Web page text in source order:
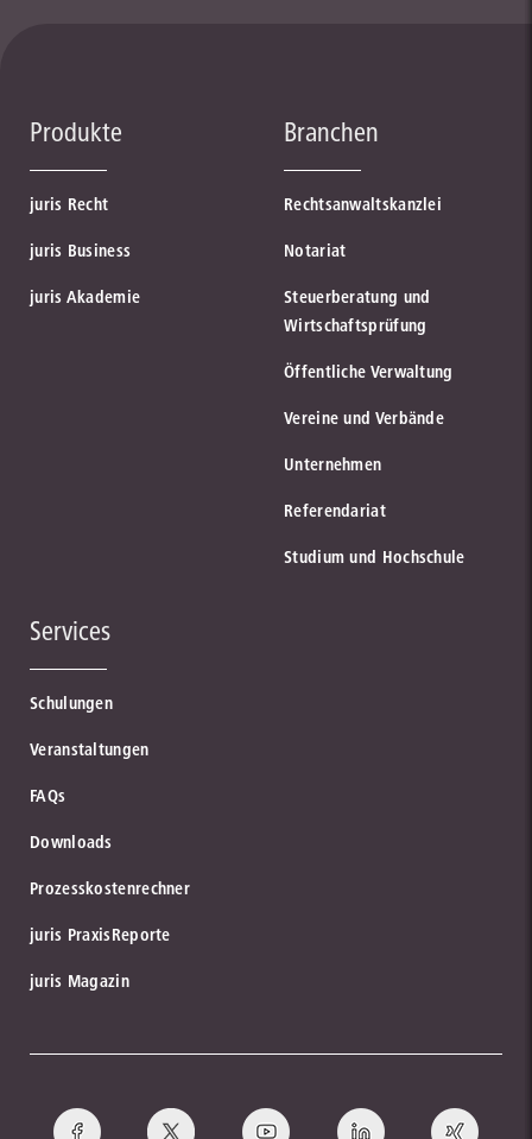
Produkte
juris Recht
juris Business
juris Akademie
Branchen
Rechtsanwaltskanzlei
Notariat
Steuerberatung und
Wirtschaftsprüfung
Öffentliche Verwaltung
Vereine und Verbände
Unternehmen
Referendariat
Studium und Hochschule
Services
Schulungen
Veranstaltungen
FAQs
Downloads
Prozesskostenrechner
juris PraxisReporte
juris Magazin